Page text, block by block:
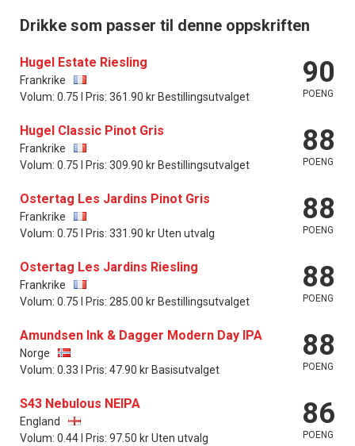
Drikke som passer til denne oppskriften
Hugel Estate Riesling
Frankrike
Volum: 0.75 l Pris: 361.90 kr Bestillingsutvalget
90
POENG
Hugel Classic Pinot Gris
Frankrike
Volum: 0.75 l Pris: 309.90 kr Bestillingsutvalget
88
POENG
Ostertag Les Jardins Pinot Gris
Frankrike
Volum: 0.75 l Pris: 331.90 kr Uten utvalg
88
POENG
Ostertag Les Jardins Riesling
Frankrike
Volum: 0.75 l Pris: 285.00 kr Bestillingsutvalget
88
POENG
Amundsen Ink & Dagger Modern Day IPA
Norge
Volum: 0.33 l Pris: 47.90 kr Basisutvalget
88
POENG
S43 Nebulous NEIPA
England
Volum: 0.44 l Pris: 97.50 kr Uten utvalg
86
POENG